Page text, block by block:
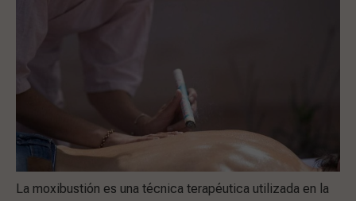
La moxibustión es una técnica terapéutica utilizada en la